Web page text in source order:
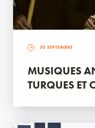
30 SEPTEMBRE
MUSIQUES
TURQUES ET